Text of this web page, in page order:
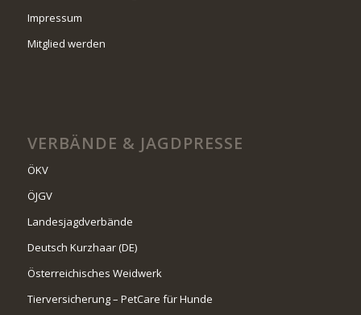
Impressum
Mitglied werden
VERBÄNDE & JAGDPRESSE
ÖKV
ÖJGV
Landesjagdverbände
Deutsch Kurzhaar (DE)
Österreichisches Weidwerk
Tierversicherung – PetCare für Hunde